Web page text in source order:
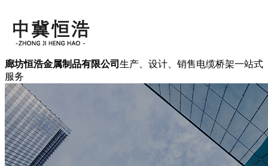
廊坊恒浩金属制品有限公司 生产、设计、销售电缆桥架一站式
服务